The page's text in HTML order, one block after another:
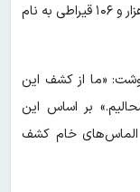
بزرگ‌ترین الماس کشف شده قبلی یک سنگ ۳ هزار و ۱۰۶ قیراطی به نام
«ما از کشف این
و ۴۹۲ قیراطی خوشحالیم.» بر اساس این
الماس‌های خام کشف